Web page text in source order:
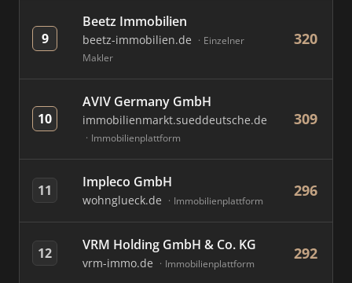
9
Beetz Immobilien
beetz-immobilien.de
Einzelner
Makler
320
10
AVIV Germany GmbH
immobilienmarkt.sueddeutsche.de
Immobilienplattform
309
11 Impleco GmbH
wohnglueck.de Immobilienplattform
296
12 VRM Holding GmbH & Co. KG
vrm-immo.de Immobilienplattform
292